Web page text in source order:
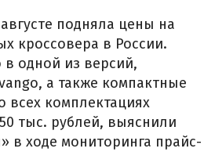
подняла цены на
кроссовера в России.
одной из версий,
а также компактные
всех комплектациях
тыс. рублей, выяснили
в ходе мониторинга прайс-